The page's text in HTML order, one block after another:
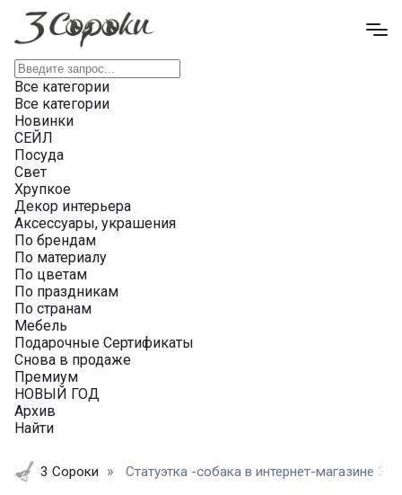
Все категории
Все категории
Новинки
СЕЙЛ
Посуда
Свет
Хрупкое
Декор интерьера
Аксессуары, украшения
По брендам
По материалу
По цветам
По праздникам
По странам
Мебель
Подарочные Сертификаты
Снова в продаже
Премиум
НОВЫЙ ГОД
Архив
Найти
3 Сороки Статуэтка -собака в интернет-магазине 3